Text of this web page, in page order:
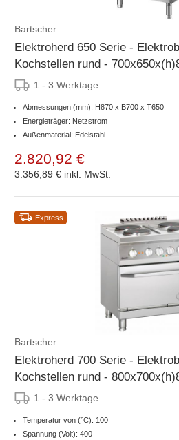
Bartscher
Elektroherd 650 Serie -
Kochstellen rund -
1 - 3 Werktage
Abmessungen (mm): H870 x B700 x T650
Energieträger: Netzstrom
Außenmaterial: Edelstahl
2.820,92 €
3.356,89 € inkl. MwSt.
Express
Bartscher
Elektroherd 700 Serie -
Kochstellen rund -
1 - 3 Werktage
Temperatur von (°C): 100
Spannung (Volt): 400